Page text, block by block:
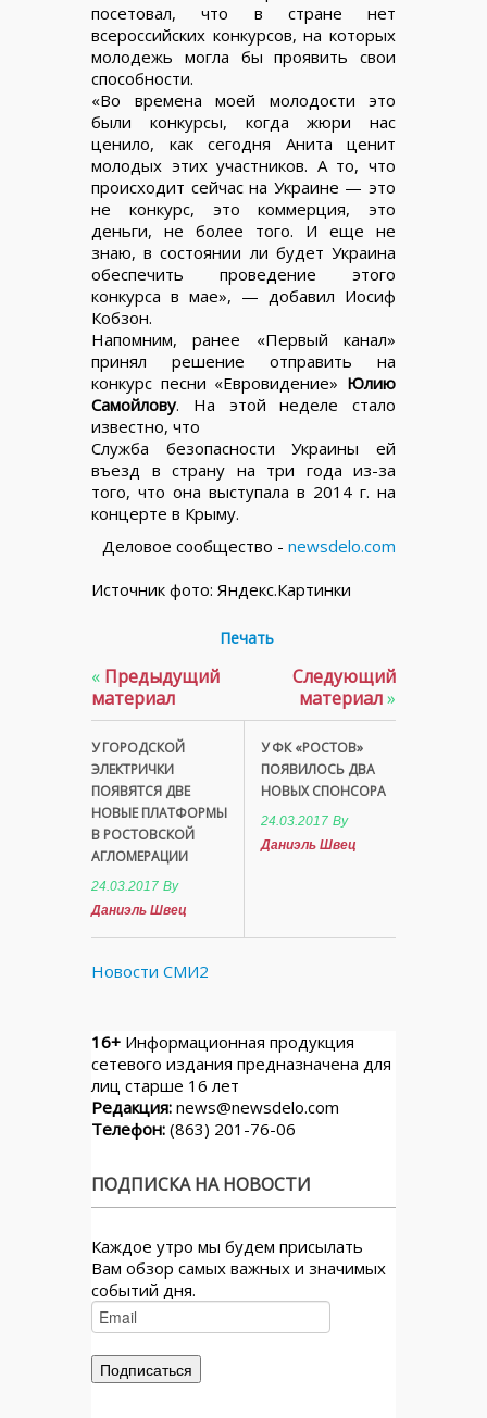
посетовал, что в стране нет
всероссийских конкурсов, на которых
молодежь могла бы проявить свои
способности.
«Во времена моей молодости это
были конкурсы, когда жюри нас
ценило, как сегодня Анита ценит
молодых этих участников. А то, что
происходит сейчас на Украине — это
не конкурс, это коммерция, это
деньги, не более того. И еще не
знаю, в состоянии ли будет Украина
обеспечить проведение этого
конкурса в мае», — добавил Иосиф
Кобзон.
Напомним, ранее «Первый канал»
принял решение отправить на
конкурс песни «Евровидение» Юлию
Самойлову. На этой неделе стало
известно, что
Служба безопасности Украины ей
въезд в страну на три года из-за
того, что она выступала в 2014 г. на
концерте в Крыму.
Деловое сообщество - newsdelo.com
Источник фото: Яндекс.Картинки
Печать
« Предыдущий
материал
У ГОРОДСКОЙ
ЭЛЕКТРИЧКИ
ПОЯВЯТСЯ ДВЕ
НОВЫЕ ПЛАТФОРМЫ
В РОСТОВСКОЙ
АГЛОМЕРАЦИИ
24.03.2017 By
Даниэль Швец
Следующий
материал»
У ФК «РОСТОВ»
ПОЯВИЛОСЬ ДВА
НОВЫХ СПОНСОРА
24.03.2017 By
Даниэль Швец
Новости СМИ2
16+ Информационная продукция
сетевого издания предназначена для
лиц старше 16 лет
Редакция: news@newsdelo.com
Телефон: (863) 201-76-06
ПОДПИСКА НА НОВОСТИ
Каждое утро мы будем присылать
Вам обзор самых важных и значимых
событий дня.